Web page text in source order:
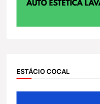
ESTÁCIO COCAL